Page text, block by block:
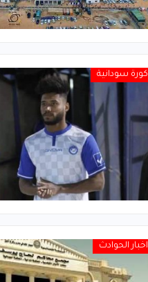
كورة سودانية
اخبار الحوادث